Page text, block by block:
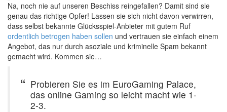
Na, noch nie auf unseren Beschiss reingefallen? Damit sind sie
genau das richtige Opfer! Lassen sie sich nicht davon verwirren,
dass selbst bekannte Glücksspiel-Anbieter mit gutem Ruf
ordentlich betrogen haben sollen und vertrauen sie einfach einem
Angebot, das nur durch asoziale und kriminelle Spam bekannt
gemacht wird. Kommen sie…
Probieren Sie es im EuroGaming Palace,
das online Gaming so leicht macht wie 1-
2-3.